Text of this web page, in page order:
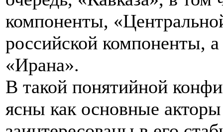
компоненты,
российской компоненты,
«Ирана».
В такой понятийной
ясны как основные